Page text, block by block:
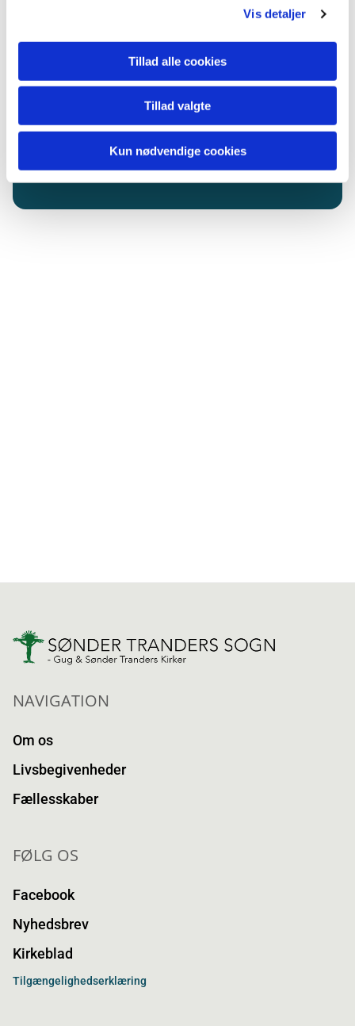
Vis detaljer
Tillad alle cookies
Tillad valgte
Kun nødvendige cookies
Du vil måske også kunne
lide...
NAVIGATION
Om os
Livsbegivenheder
Fællesskaber
FØLG OS
Facebook
Nyhedsbrev
Kirkeblad
Tilgængelighedserklæring